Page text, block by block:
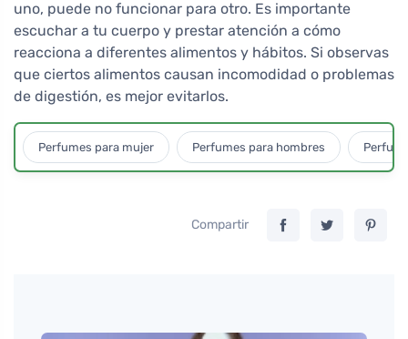
uno, puede no funcionar para otro. Es importante
escuchar a tu cuerpo y prestar atención a cómo
reacciona a diferentes alimentos y hábitos. Si observas
que ciertos alimentos causan incomodidad o problemas
de digestión, es mejor evitarlos.
Perfumes para mujer Perfumes para hombres
Compartir